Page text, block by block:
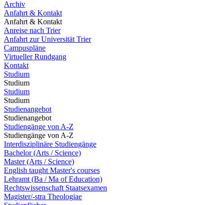
Archiv
Anfahrt & Kontakt
Anfahrt & Kontakt
Anreise nach Trier
Anfahrt zur Universität Trier
Campuspläne
Virtueller Rundgang
Kontakt
Studium
Studium
Studium
Studium
Studienangebot
Studienangebot
Studiengänge von A-Z
Studiengänge von A-Z
Interdisziplinäre Studiengänge
Bachelor (Arts / Science)
Master (Arts / Science)
English taught Master's courses
Lehramt (Ba / Ma of Education)
Rechtswissenschaft Staatsexamen
Magister/-stra Theologiae